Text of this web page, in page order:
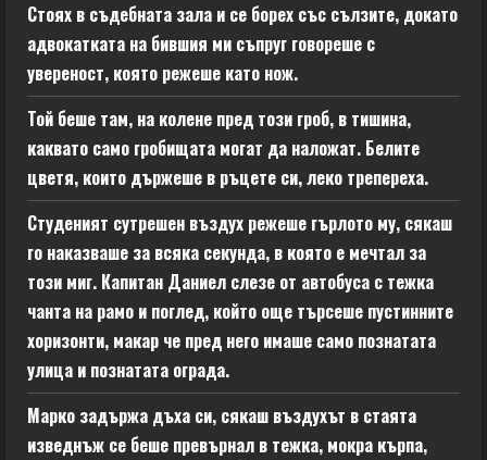
Стоях в съдебната зала и се борех със сълзите, докато
адвокатката на бившия ми съпруг говореше с
увереност, която режеше като нож.
Той беше там, на колене пред този гроб, в тишина,
каквато само гробищата могат да наложат. Белите
цветя, които държеше в ръцете си, леко трепереха.
Студеният сутрешен въздух режеше гърлото му, сякаш
го наказваше за всяка секунда, в която е мечтал за
този миг. Капитан Даниел слезе от автобуса с тежка
чанта на рамо и поглед, който още търсеше пустинните
хоризонти, макар че пред него имаше само познатата
улица и познатата ограда.
Марко задържа дъха си, сякаш въздухът в стаята
изведнъж се беше превърнал в тежка, мокра кърпа,